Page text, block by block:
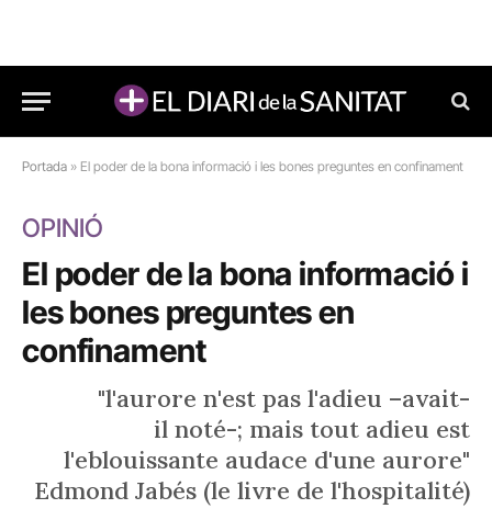
Portada » El poder de la bona informació i les bones preguntes en confinament
OPINIÓ
El poder de la bona informació i
les bones preguntes en
confinament
"l'aurore n'est pas l'adieu –avait-
il noté-; mais tout adieu est
l'eblouissante audace d'une aurore"
Edmond Jabés (le livre de l'hospitalité)